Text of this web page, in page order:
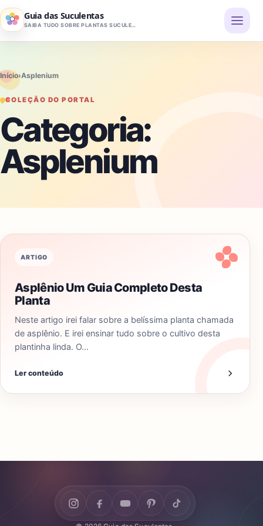
Pular para o conteúdo
Guia das Suculentas
SAIBA TUDO SOBRE PLANTAS SUCULENTAS
Início›Asplenium
COLEÇÃO DO PORTAL
Categoria:
Asplenium
ARTIGO
Asplênio Um Guia Completo Desta
Planta
Neste artigo irei falar sobre a belíssima planta chamada
de asplênio. E irei ensinar tudo sobre o cultivo desta
plantinha linda. O…
Ler conteúdo